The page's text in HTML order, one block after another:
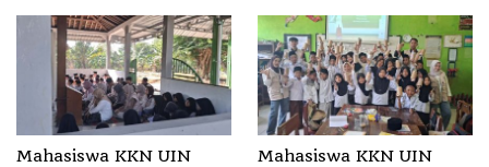
Mahasiswa KKN UIN
Mahasiswa KKN UIN